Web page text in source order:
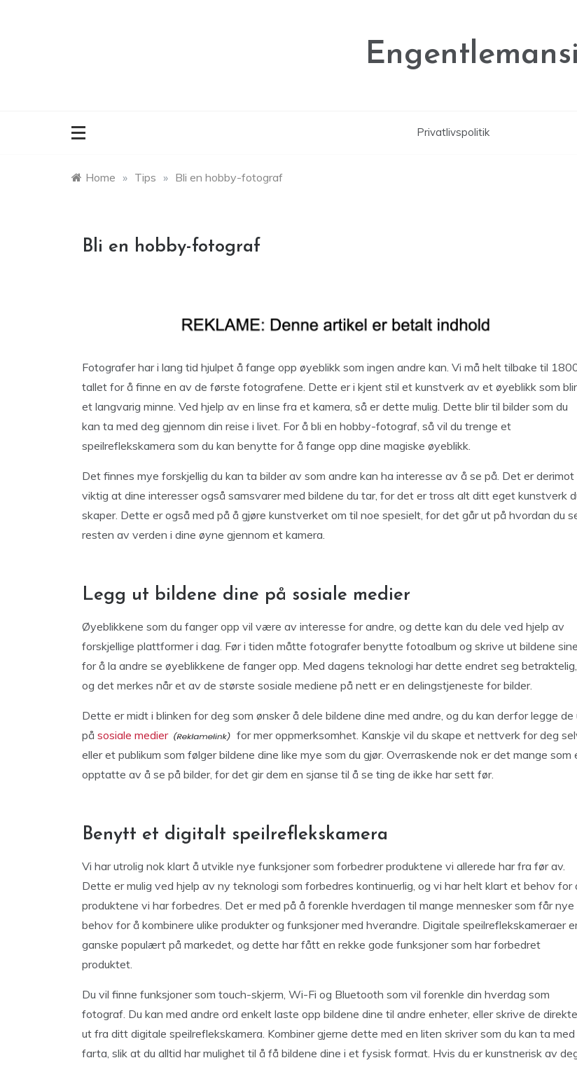
Privatlivspolitik
Home » Tips » Bli en hobby-fotograf
Bli en hobby-fotograf
Fotografer har i lang tid hjulpet å fange opp øyeblikk som ingen andre kan. Vi må helt tilbake til
tallet for å finne en av de første fotografene. Dette er i kjent stil et kunstverk av et øyeblikk som blir
et langvarig minne. Ved hjelp av en linse fra et kamera, så er dette mulig. Dette blir til bilder som du
kan ta med deg gjennom din reise i livet. For å bli en hobby-fotograf, så vil du trenge et
speilreflekskamera som du kan benytte for å fange opp dine magiske øyeblikk.
Det finnes mye forskjellig du kan ta bilder av som andre kan ha interesse av å se på. Det er derimot
viktig at dine interesser også samsvarer med bildene du tar, for det er tross alt ditt eget kunstverk
skaper. Dette er også med på å gjøre kunstverket om til noe spesielt, for det går ut på hvordan du
resten av verden i dine øyne gjennom et kamera.
Legg ut bildene dine på sosiale medier
Øyeblikkene som du fanger opp vil være av interesse for andre, og dette kan du dele ved hjelp av
forskjellige plattformer i dag. Før i tiden måtte fotografer benytte fotoalbum og skrive ut bildene sine
for å la andre se øyeblikkene de fanger opp. Med dagens teknologi har dette endret seg betraktelig,
og det merkes når et av de største sosiale mediene på nett er en delingstjeneste for bilder.
Dette er midt i blinken for deg som ønsker å dele bildene dine med andre, og du kan derfor legge de
på sosiale medier
for mer oppmerksomhet. Kanskje vil du skape et nettverk for deg
eller et publikum som følger bildene dine like mye som du gjør. Overraskende nok er det mange som
opptatte av å se på bilder, for det gir dem en sjanse til å se ting de ikke har sett før.
Benytt et digitalt speilreflekskamera
Vi har utrolig nok klart å utvikle nye funksjoner som forbedrer produktene vi allerede har fra før av.
Dette er mulig ved hjelp av ny teknologi som forbedres kontinuerlig, og vi har helt klart et behov for
produktene vi har forbedres. Det er med på å forenkle hverdagen til mange mennesker som får nye
behov for å kombinere ulike produkter og funksjoner med hverandre. Digitale speilreflekskameraer
ganske populært på markedet, og dette har fått en rekke gode funksjoner som har forbedret
produktet.
Du vil finne funksjoner som touch-skjerm, Wi-Fi og Bluetooth som vil forenkle din hverdag som
fotograf. Du kan med andre ord enkelt laste opp bildene dine til andre enheter, eller skrive de direkte
ut fra ditt digitale speilreflekskamera. Kombiner gjerne dette med en liten skriver som du kan ta med
farta, slik at du alltid har mulighet til å få bildene dine i et fysisk format. Hvis du er kunstnerisk av